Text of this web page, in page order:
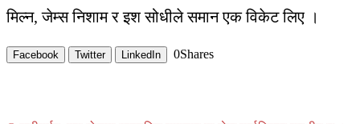
मिल्न, जेम्स निशाम र इश सोधीले समान एक विकेट लिए ।
Facebook Twitter LinkedIn 0Shares